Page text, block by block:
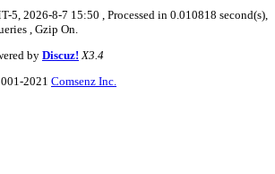
5, 2026-8-7 15:50 , Processed in 0.010818 second(s),
, Gzip On.
byDiscuz! X3.4
2021 Comsenz Inc.